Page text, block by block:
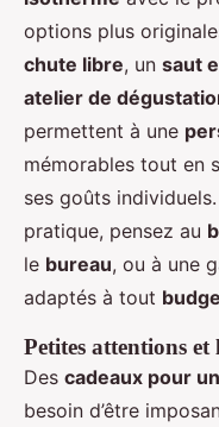
options plus
chute libre, un saut
atelier de
permettent à une
mémorables tout en
ses goûts
pratique, pensez au
le bureau, ou à une
adaptés à tout
Petites attentions
Des cadeaux pour
besoin d’être